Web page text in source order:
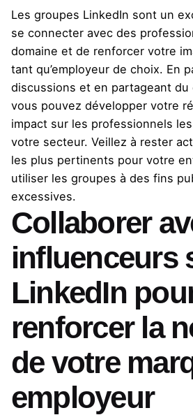
Les groupes LinkedIn sont un
se connecter avec des
domaine et de renforcer votre
tant qu’employeur de choix. En
discussions et en partageant
vous pouvez développer votre
impact sur les professionnels
votre secteur. Veillez à rester
les plus pertinents pour votre
utiliser les groupes à des fins
excessives.
Collaborer
influenceurs
LinkedIn
renforcer la
de votre
employeur